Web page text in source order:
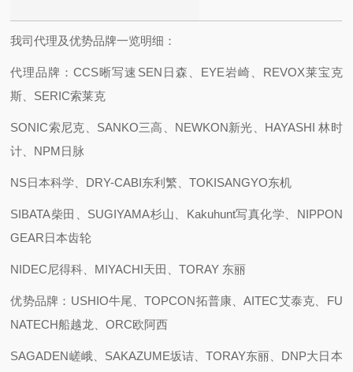
我司代理及优势品牌一览明细：
代理品牌：CCS晰写速 SEN日森、EYE岩崎、REVOX莱宝克
斯、SERIC索莱克
SONIC索尼克、SANKO三高、NEWKON新光、HAYASHI 林时
计、NPM日脉
NS日本科学、DRY-CABI东利繁、TOKISANGYO东机
SIBATA柴田、SUGIYAMA杉山、Kakuhunt写真化学、NIPPON
GEAR日本齿轮
NIDEC尼得科、MIYACHI天田、TORAY 东丽
优势品牌：USHIO牛尾、TOPCON拓普康、AITEC艾泰克、FU
NATECH船越龙、ORC欧阿西
SAGADEN嵯峨、SAKAZUME坂诘、TORAY东丽、DNP大日本